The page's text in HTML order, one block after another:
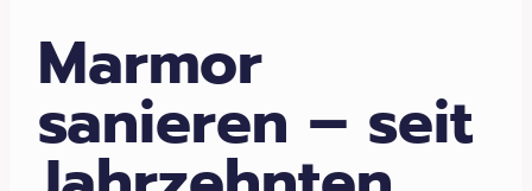
Marmor
sanieren – seit